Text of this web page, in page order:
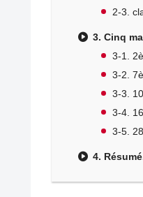
2-3.
3. Cinq
3-1.
3-2.
3-3.
3-4.
3-5.
4.